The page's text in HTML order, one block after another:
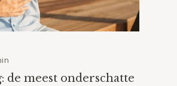
de meest onderschatte